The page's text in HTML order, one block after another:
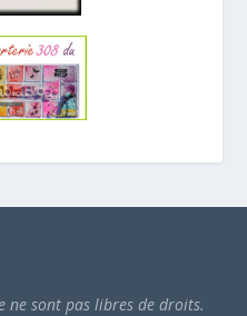
ne sont pas libres de droits.